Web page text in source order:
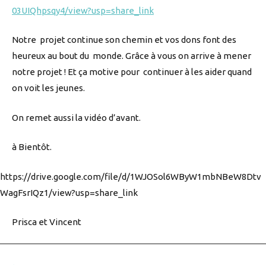
03UIQhpsqy4/view?usp=share_link
Notre projet continue son chemin et vos dons font des
heureux au bout du monde. Grâce à vous on arrive à mener
notre projet ! Et ça motive pour continuer à les aider quand
on voit les jeunes.
On remet aussi la vidéo d’avant.
à Bientôt.
https://drive.google.com/file/d/1WJOSol6WByW1mbNBeW8Dtv
WagFsrIQz1/view?usp=share_link
Prisca et Vincent